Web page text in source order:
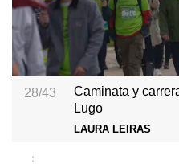
28/43
Caminata y
Lugo
LAURA LEIRAS